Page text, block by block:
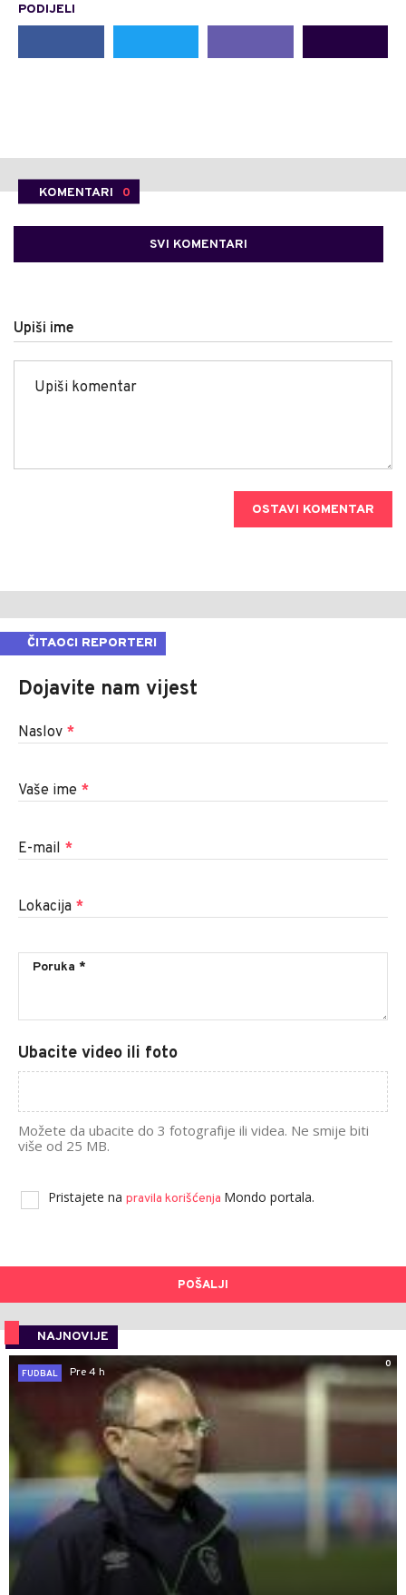
PODIJELI
KOMENTARI 0
SVI KOMENTARI
Upiši ime
OSTAVI KOMENTAR
ČITAOCI REPORTERI
Dojavite nam vijest
Naslov *
Vaše ime *
E-mail *
Lokacija *
Ubacite video ili foto
Možete da ubacite do 3 fotografije ili videa. Ne smije biti
više od 25 MB.
Pristajete na pravila korišćenja Mondo portala.
POŠALJI
NAJNOVIJE
0
FUDBAL
Pre 4 h